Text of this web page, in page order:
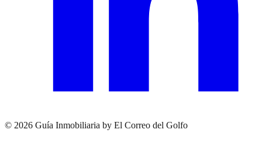
© 2026 Guía Inmobiliaria by El Correo del Golfo